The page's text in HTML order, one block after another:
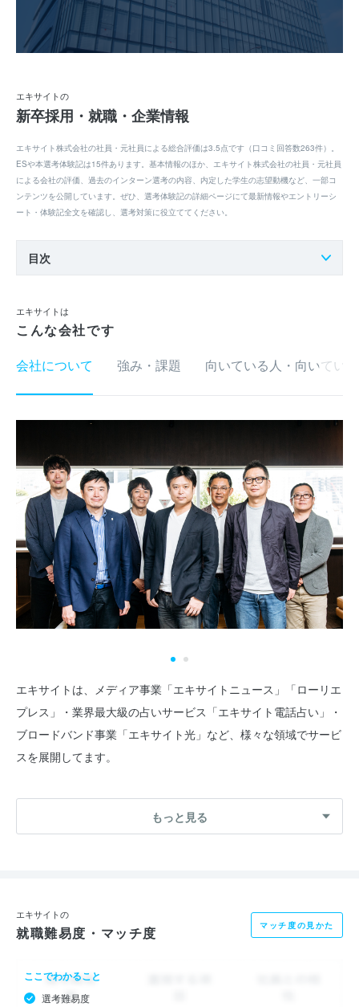
エキサイトの
新卒採用・就職・企業情報
エキサイト株式会社の社員・元社員による総合評価は3.5点です（口コミ回答数263件）。
ESや本選考体験記は15件あります。基本情報のほか、エキサイト株式会社の社員・元社員
による会社の評価、過去のインターン選考の内容、内定した学生の志望動機など、一部コ
ンテンツを公開しています。ぜひ、選考体験記の詳細ページにて最新情報やエントリーシ
ート・体験記全文を確認し、選考対策に役立ててください。
目次
エキサイトは
こんな会社です
会社について
強み・課題 向いている人・向いてい
エキサイトは、メディア事業「エキサイトニュース」「ローリエ
プレス」・業界最大級の占いサービス「エキサイト電話占い」・
ブロードバンド事業「エキサイト光」など、様々な領域でサービ
スを展開してます。
代表の西條を始めとする新経営陣のもと、抜本的な改革を断行し
た結果、2020年3月期の上期決算において、エキサイト史上最高
現在私たちは、メディア事業、課金事業、ブロードバンド事業の
た事業展開を行っています。
もっと見る
エキサイトの
就職難易度・マッチ度 マッチ度の見かた
ここでわかること
選考難易度